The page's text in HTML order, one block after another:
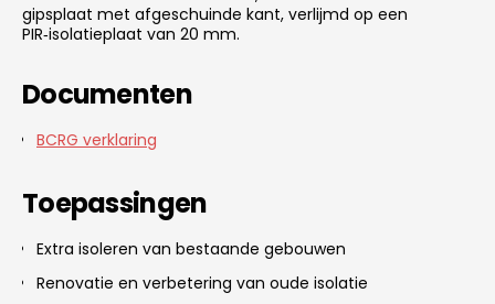
gipsplaat met afgeschuinde kant, verlijmd op een
PIR‑isolatieplaat van 20 mm.
Documenten
BCRG verklaring
Toepassingen
Extra isoleren van bestaande gebouwen
Renovatie en verbetering van oude isolatie